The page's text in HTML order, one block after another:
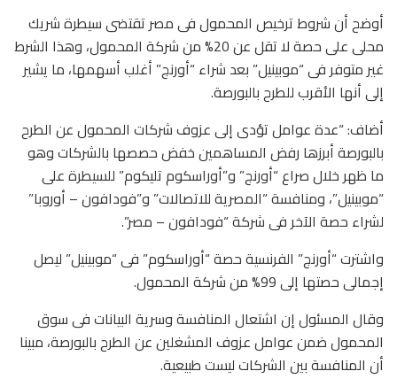
أوضح أن شروط ترخيص المحمول فى مصر تقتضى سيطرة شريك
محلى على حصة لا تقل عن 20% من شركة المحمول، وهذا الشرط
غير متوفر فى “موبينيل” بعد شراء “أورنج” أغلب أسهمها، ما يشير
إلى أنها الأقرب للطرح بالبورصة.
أضاف: “عدة عوامل تؤدى إلى عزوف شركات المحمول عن الطرح
بالبورصة أبرزها رفض المساهمين خفض حصصها بالشركات وهو
ما ظهر خلال صراع “أورنج” و”أوراسكوم تليكوم” للسيطرة على
“موبينيل”، ومنافسة “المصرية للاتصالات” و”فودافون – أوروبا”
لشراء حصة الآخر فى شركة “فودافون – مصر”.
واشترت “أورنج” الفرنسية حصة “أوراسكوم” فى “موبينيل” ليصل
إجمالى حصتها إلى 99% من شركة المحمول.
وقال المسئول إن اشتعال المنافسة وسرية البيانات فى سوق
المحمول ضمن عوامل عزوف المشغلين عن الطرح بالبورصة، مبينا
أن المنافسة بين الشركات ليست طبيعية.